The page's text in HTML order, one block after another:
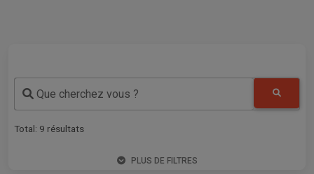
Que cherchez vous ?
Total: 9 résultats
PLUS DE FILTRES